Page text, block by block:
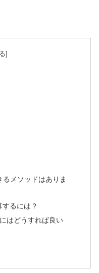
メソッドはありま
るには？
はどうすれば良い